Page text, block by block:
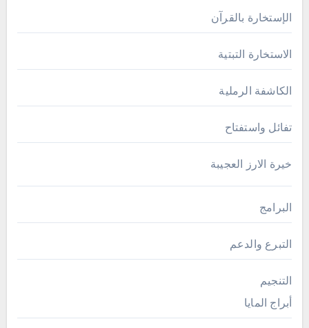
الإستخارة بالقرآن
الاستخارة التبتية
الكاشفة الرملية
تفائل واستفتاح
خيرة الارز العجيبة
البرامج
التبرع والدعم
التنجيم
أبراج المايا